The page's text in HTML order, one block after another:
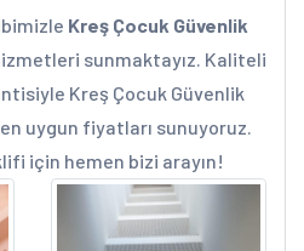
Kreş Çocuk Güvenlik
sunmaktayız. Kaliteli
Kreş Çocuk Güvenlik
uygun fiyatları sunuyoruz.
için hemen bizi arayın!